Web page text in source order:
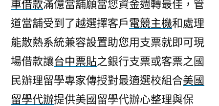
車借款滿億當舖願當您資金週轉最佳，管
道當舖受到了越選擇客戶電競主機和處理
能散熱系統兼容設置助您用支票就即可現
場借款讓台中票貼之銀行支票或客票之國
民辦理留學專家傳授對最適選校組合美國
留學代辦提供美國留學代辦心整理與保